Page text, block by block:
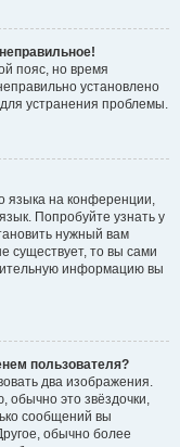
пояс, но время
установлено
устранения проблемы.
языка на конференции,
Попробуйте узнать у
нужный вам
существует, то вы сами
информацию вы
пользователя?
два изображения.
обычно это звёздочки,
сообщений вы
обычно более